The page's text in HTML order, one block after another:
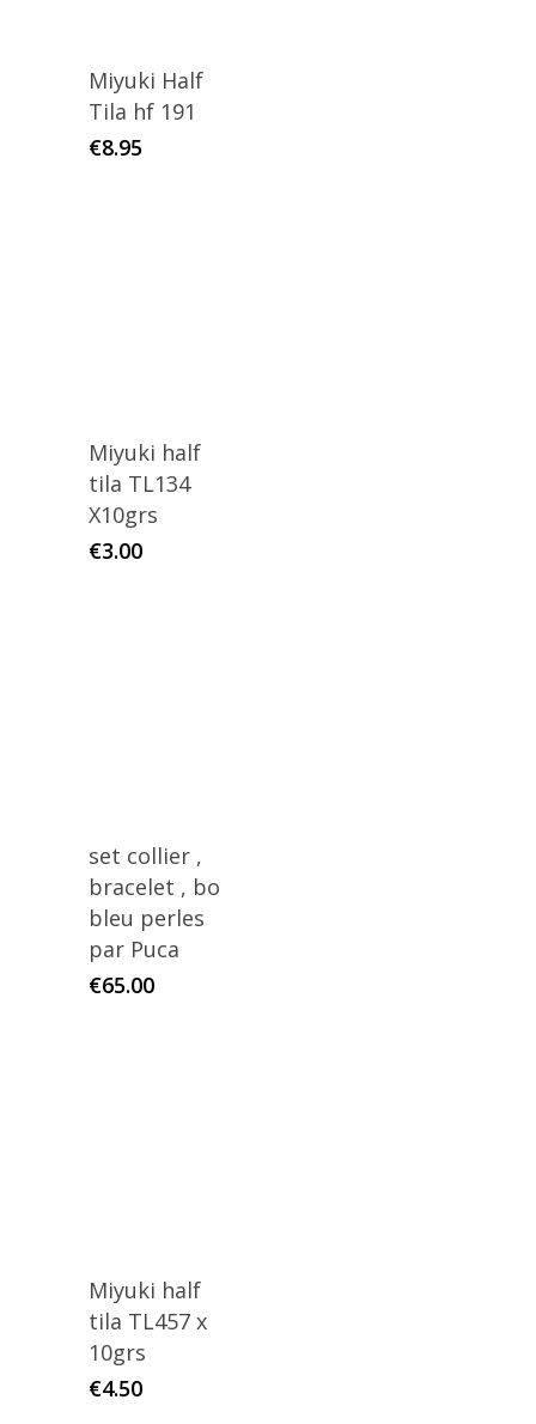
Miyuki Half
Tila hf 191
€8.95
Miyuki half
tila TL134
X10grs
€3.00
set collier ,
bracelet , bo
bleu perles
par Puca
€65.00
Miyuki half
tila TL457 x
10grs
€4.50